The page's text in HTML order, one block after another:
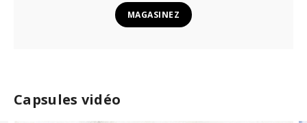
Capsules vidéo
MAGASINEZ